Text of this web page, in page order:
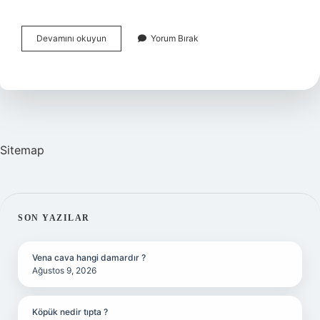
Devamını okuyun
Çalışmazsa
Olur
Yorum Bırak
Sitemap
SIDEBAR
SON YAZILAR
Vena cava hangi damardır ?
Ağustos 9, 2026
Köpük nedir tıpta ?